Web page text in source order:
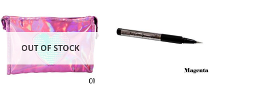
OUT OF STOCK